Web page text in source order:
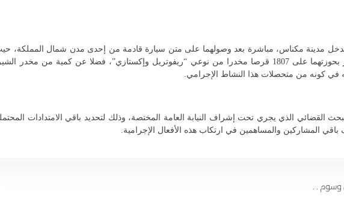
مدينة مكناس، مباشرة بعد وصولهما على متن سيارة قادمة من إحدى مدن شمال المملكة،
أسفرت عملية التفتيش عن العثور بحوزتهما على 1807 قرصا مخدرا من نوعي “ريفوتريل وإكستازي”، فضلا عن كمية من مخدر
في كونه من متحصلات هذا النشاط الإجرامي.
القضائي الذي يجري تحت إشراف النيابة العامة المختصة، وذلك لتحديد باقي الامتدادات
باقي المشاركين والمساهمين في ارتكاب هذه الأفعال الإجرامية.
وسوم . .